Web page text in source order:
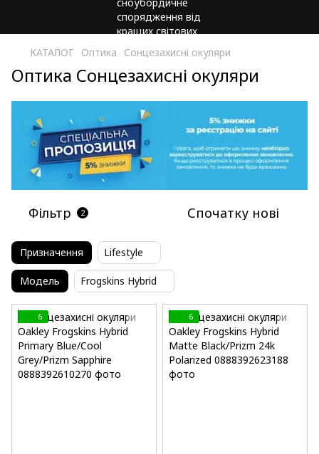
КАТАЛОГ Оптика Сонцезахисні окуляри
Оптика Сонцезахисні окуляри
Фільтр 2 Спочатку нові
Призначення Lifestyle
Модель Frogskins Hybrid
6 6